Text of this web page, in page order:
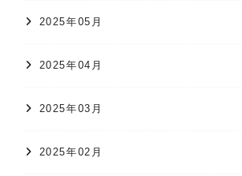
2025年05月
2025年04月
2025年03月
2025年02月